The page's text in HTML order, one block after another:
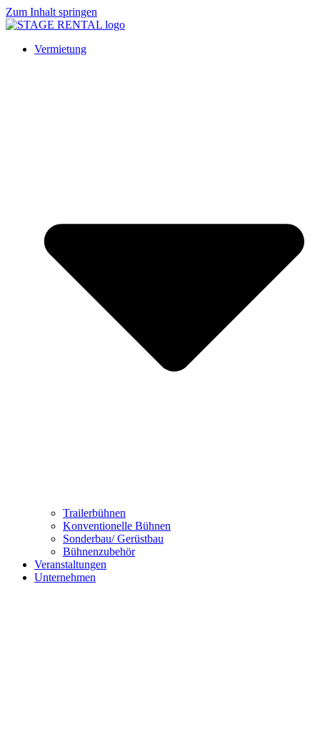
Zum Inhalt springen
Vermietung
Trailerbühnen
Konventionelle Bühnen
Sonderbau/ Gerüstbau
Bühnenzubehör
Veranstaltungen
Unternehmen